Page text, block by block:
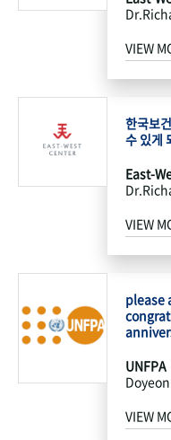
VIEW
한국보
수 있게
East-
VIEW
please
UNFPA
VIEW